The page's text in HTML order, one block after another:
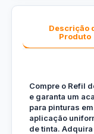
Descrição
Produto
Compre o Refil
e garanta um
para pinturas
aplicação
de tinta. Adquira